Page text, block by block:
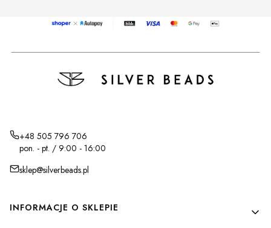
+48 505 796 706
pon. - pt. / 9:00 - 16:00
sklep@silverbeads.pl
Linki w stopce
INFORMACJE O SKLEPIE